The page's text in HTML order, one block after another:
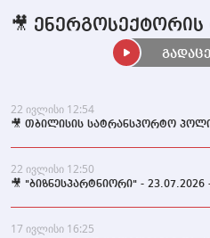
22 ივლისი 12:54
🎥 თბილისის სატრანსპორტო
22 ივლისი 12:50
🎥 "ბიზნესპარტნიორი" -
17 ივლისი 16:25
🎥